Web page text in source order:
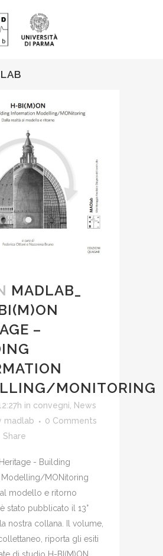
MADLAB_
–
MONITORING
in convegni
News
madlab
0 Comments
Share
- Building
Modelling/MONitoring
al modello e ritorno
stato pubblicato il 13°
nostra collana. Il volume,
riporta gli esiti